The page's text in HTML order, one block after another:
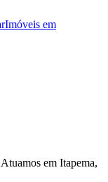
Imóveis em
em Itapema,